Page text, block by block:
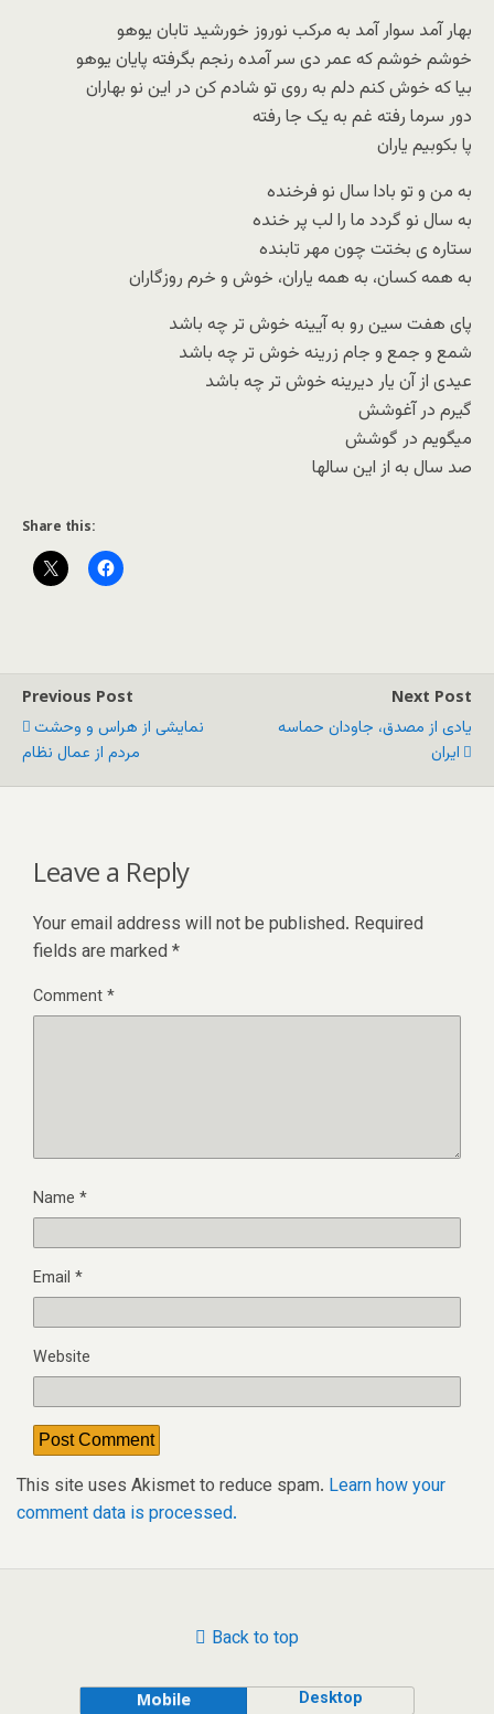
بهار آمد سوار آمد به مرکب نوروز خورشید تابان یوهو
خوشم خوشم که عمر دی سر آمده رنجم بگرفته پایان یوهو
بیا که خوش کنم دلم به روی تو شادم کن در این نو بهاران
دور سرما رفته غم به یک جا رفته
پا بکوبیم یاران
به من و تو بادا سال نو فرخنده
به سال نو گردد ما را لب پر خنده
ستاره ی بختت چون مهر تابنده
به همه کسان، به همه یاران، خوش و خرم روزگاران
پای هفت سین رو به آیینه خوش تر چه باشد
شمع و جمع و جام زرینه خوش تر چه باشد
عیدی از آن یار دیرینه خوش تر چه باشد
گیرم در آغوشش
میگویم در گوشش
صد سال به از این سالها
Share this:
Previous Post
نمایشی از هراس و وحشت
مردم از عمال نظام
Next Post
یادی از مصدق، جاودان حماسه
ایران
Leave a Reply
Your email address will not be published. Required
fields are marked *
Comment*
Name *
Email *
Website
This site uses Akismet to reduce spam. Learn how your
comment data is processed.
Back to top
Mobile Desktop